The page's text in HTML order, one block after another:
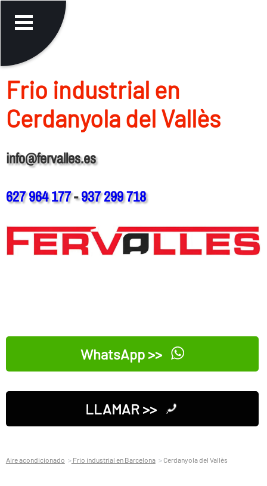
Frio industrial en
Cerdanyola del Vallès
info@fervalles.es
627 964 177-937 299 718
WhatsApp >>
LLAMAR >>
Aire acondicionado Frio industrial en Barcelona Cerdanyola del Vallès